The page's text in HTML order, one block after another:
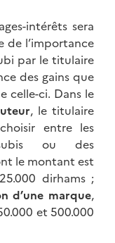
intérêts sera
de l’importance
par le titulaire
des gains que
celle-ci. Dans le
, le titulaire
entre les
ou des
le montant est
dirhams ;
d’une marque,
et 500.000